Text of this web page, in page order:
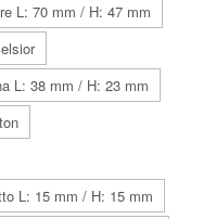
L: 70 mm / H: 47 mm
L: 38 mm / H: 23 mm
L: 15 mm / H: 15 mm